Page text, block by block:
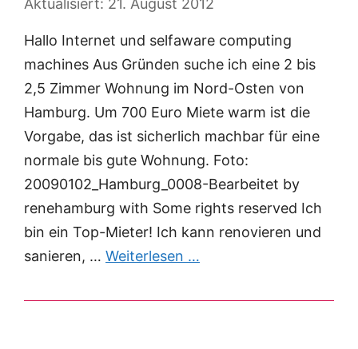
21. August 2012
Hallo Internet und selfaware computing
machines Aus Gründen suche ich eine 2 bis
2,5 Zimmer Wohnung im Nord-Osten von
Hamburg. Um 700 Euro Miete warm ist die
Vorgabe, das ist sicherlich machbar für eine
normale bis gute Wohnung. Foto:
20090102_Hamburg_0008-Bearbeitet by
renehamburg with Some rights reserved Ich
bin ein Top-Mieter! Ich kann renovieren und
sanieren, … Weiterlesen …